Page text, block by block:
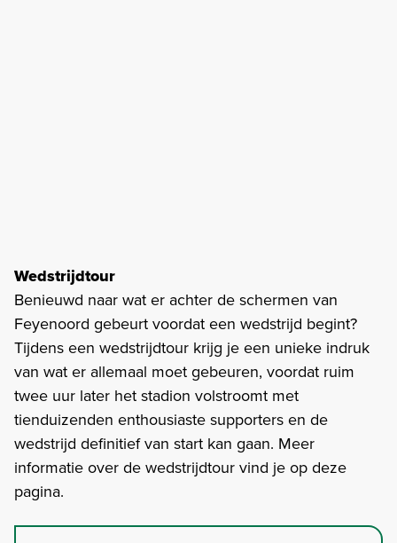
Wedstrijdtour
Benieuwd naar wat er achter de schermen van
Feyenoord gebeurt voordat een wedstrijd begint?
Tijdens een wedstrijdtour krijg je een unieke indruk
van wat er allemaal moet gebeuren, voordat ruim
twee uur later het stadion volstroomt met
tienduizenden enthousiaste supporters en de
wedstrijd definitief van start kan gaan. Meer
informatie over de wedstrijdtour vind je op deze
pagina.